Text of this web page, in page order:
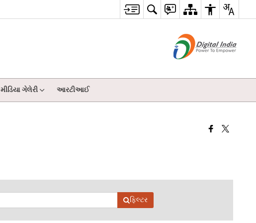
મીડિયા ગેલેરી આરટીઆઈ
ફિલ્ટર